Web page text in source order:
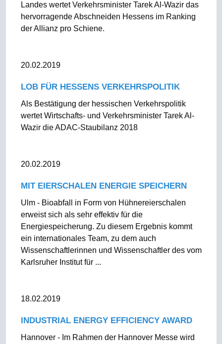
Landes wertet Verkehrsminister Tarek Al-Wazir das
hervorragende Abschneiden Hessens im Ranking
der Allianz pro Schiene.
20.02.2019
LOB FÜR HESSENS VERKEHRSPOLITIK
Als Bestätigung der hessischen Verkehrspolitik
wertet Wirtschafts- und Verkehrsminister Tarek Al-
Wazir die ADAC-Staubilanz 2018
20.02.2019
MIT EIERSCHALEN ENERGIE SPEICHERN
Ulm - Bioabfall in Form von Hühnereierschalen
erweist sich als sehr effektiv für die
Energiespeicherung. Zu diesem Ergebnis kommt
ein internationales Team, zu dem auch
Wissenschaftlerinnen und Wissenschaftler des vom
Karlsruher Institut für ...
18.02.2019
INDUSTRIAL ENERGY EFFICIENCY AWARD
Hannover - Im Rahmen der Hannover Messe wird